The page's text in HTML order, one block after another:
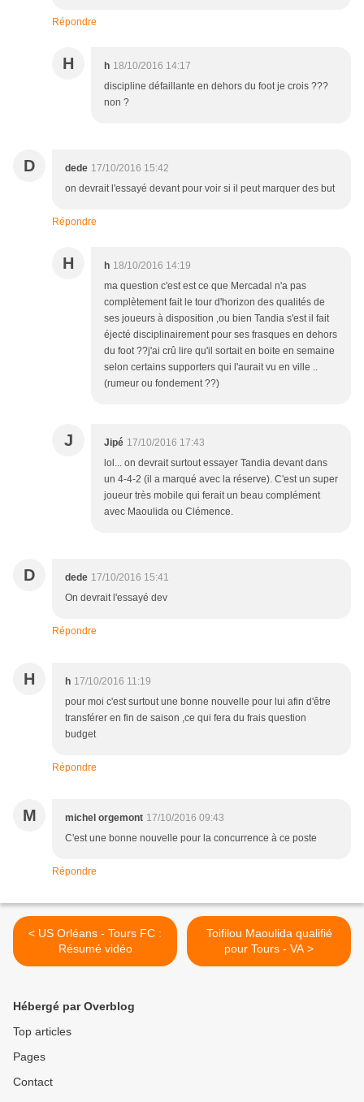
Répondre
H h 18/10/2016 14:17
discipline défaillante en dehors du foot je crois ???
non ?
D dede 17/10/2016 15:42
on devrait l'essayé devant pour voir si il peut marquer des but
Répondre
H h 18/10/2016 14:19
ma question c'est est ce que Mercadal n'a pas
complètement fait le tour d'horizon des qualités de
ses joueurs à disposition ,ou bien Tandia s'est il fait
éjecté disciplinairement pour ses frasques en dehors
du foot ??j'ai crû lire qu'il sortait en boite en semaine
selon certains supporters qui l'aurait vu en ville ..
(rumeur ou fondement ??)
J Jipé 17/10/2016 17:43
lol... on devrait surtout essayer Tandia devant dans
un 4-4-2 (il a marqué avec la réserve). C'est un super
joueur très mobile qui ferait un beau complément
avec Maoulida ou Clémence.
D dede 17/10/2016 15:41
On devrait l'essayé dev
Répondre
H h 17/10/2016 11:19
pour moi c'est surtout une bonne nouvelle pour lui afin d'être
transférer en fin de saison ,ce qui fera du frais question
budget
Répondre
M michel orgemont 17/10/2016 09:43
C'est une bonne nouvelle pour la concurrence à ce poste
Répondre
< US Orléans - Tours FC :
Résumé vidéo
Toifilou Maoulida qualifié
pour Tours - VA >
Hébergé par Overblog
Top articles
Pages
Contact